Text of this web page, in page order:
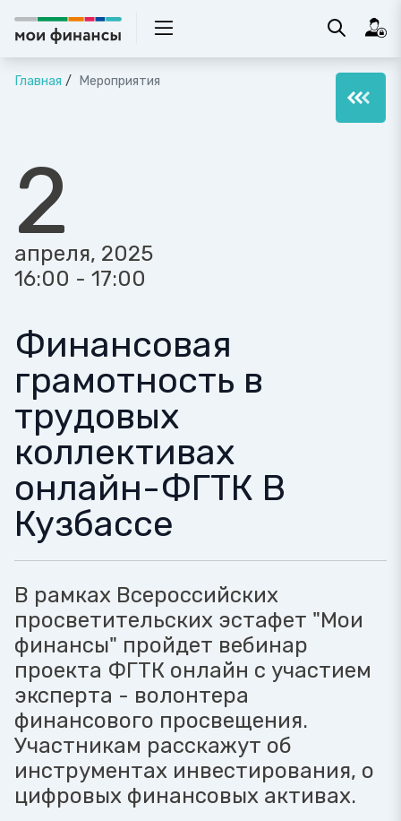
Главная Мероприятия
2
апреля, 2025
16:00 - 17:00
Финансовая
грамотность в
трудовых
коллективах
онлайн-ФГТК В
Кузбассе
В рамках Всероссийских
просветительских эстафет "Мои
финансы" пройдет вебинар
проекта ФГТК онлайн с участием
эксперта - волонтера
финансового просвещения.
Участникам расскажут об
инструментах инвестирования, о
цифровых финансовых активах.